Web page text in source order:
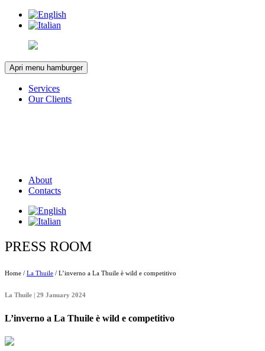
Apri menu hamburger
Services
Our Clients
About
Contacts
PRESS ROOM
Home / La Thuile / L’inverno a La Thuile è wild e competitivo
La Thuile | 29 January 2024
L’inverno a La Thuile è wild e competitivo